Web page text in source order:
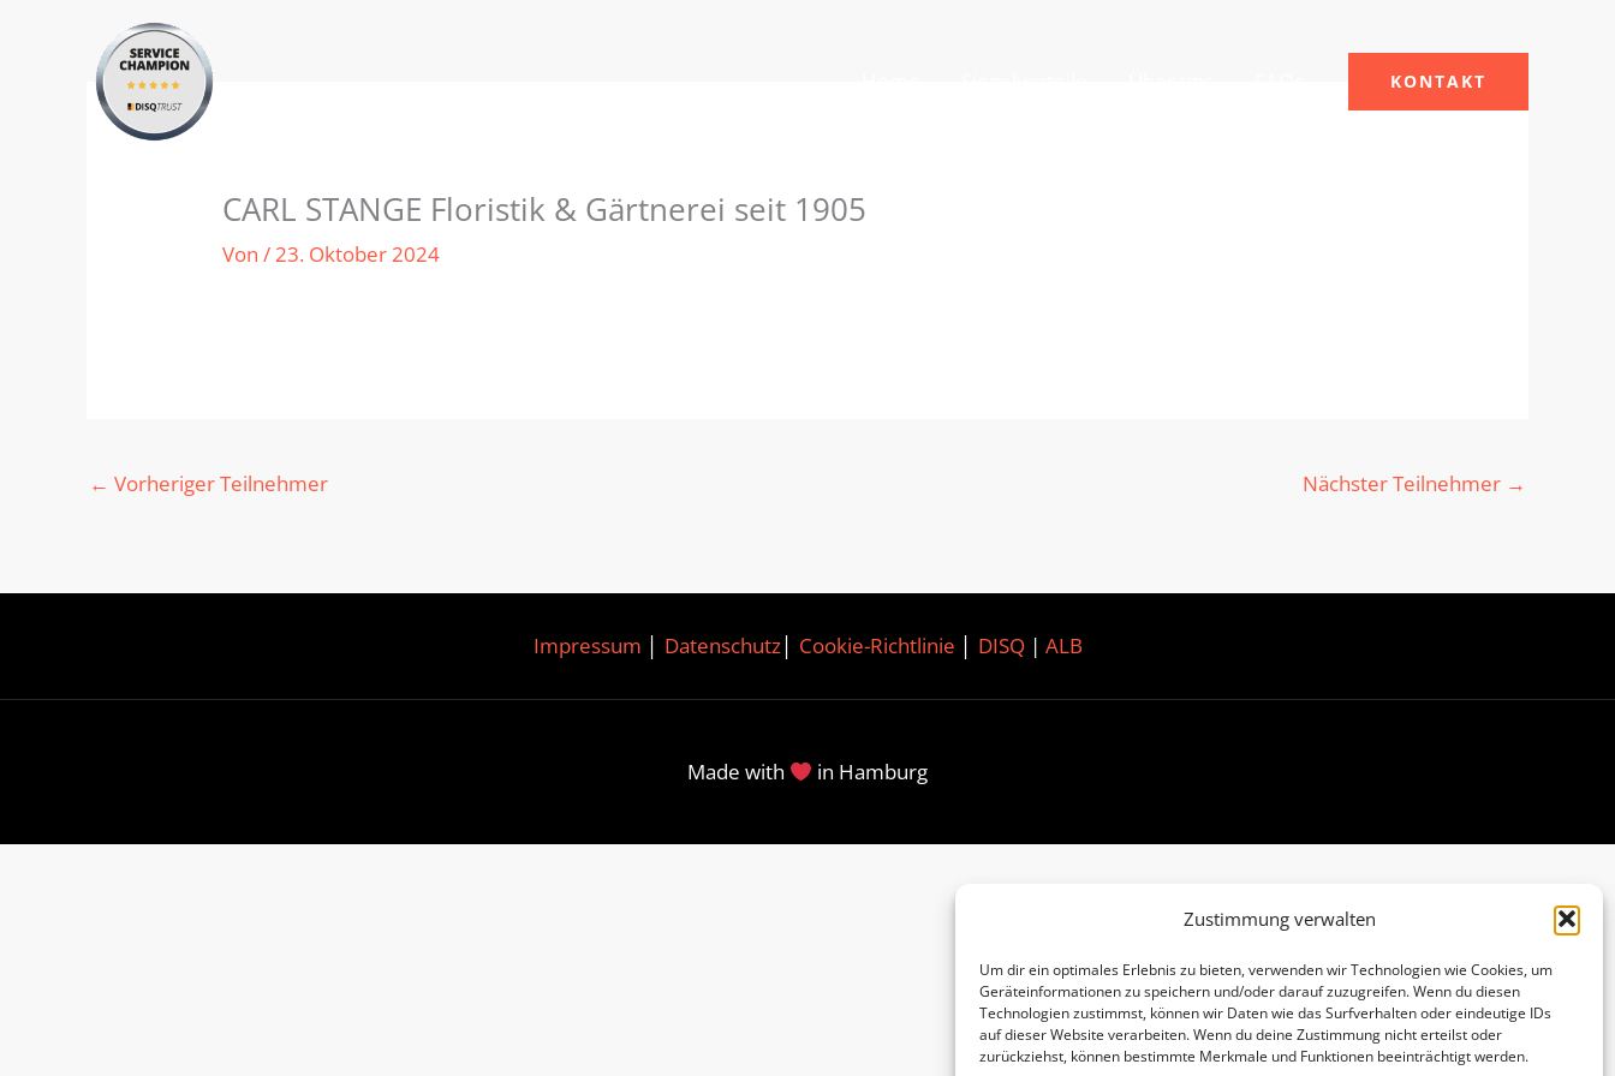
Zustimmung verwalten
Um dir ein optimales Erlebnis zu bieten, verwenden wir Technologien wie Cookies, um
Geräteinformationen zu speichern und/oder darauf zuzugreifen. Wenn du diesen
Technologien zustimmst, können wir Daten wie das Surfverhalten oder eindeutige IDs
auf dieser Website verarbeiten. Wenn du deine Zustimmung nicht erteilst oder
zurückziehst, können bestimmte Merkmale und Funktionen beeinträchtigt werden.
KONTAKT
CARL STANGE Floristik & Gärtnerei seit 1905
Von/23. Oktober 2024
← Vorheriger Teilnehmer Nächster Teilnehmer →
Impressum Datenschutz│ Cookie-Richtlinie DISQ| ALB
Made with in Hamburg